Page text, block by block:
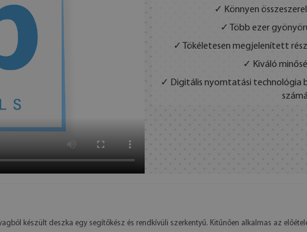
✓ Könnyen
✓ Több ezer
✓ Tökéletesen megjelenített
✓ Kiváló
✓ Digitális nyomtatási technológia
készült deszka egy segítőkész és rendkívüli szerkentyű. Kitűnően alkalmas az